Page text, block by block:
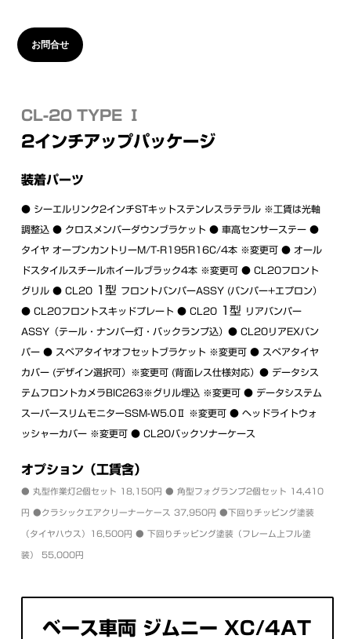
お問合せ
CL-20 TYPE Ⅰ
2インチアップパッケージ
装着パーツ
● シーエルリンク2インチSTキットステンレスラテラル ※工賃は光軸
調整込 ● クロスメンバーダウンブラケット ● 車高センサーステー ●
タイヤ オープンカントリーM/T-R195R16C/4本 ※変更可 ● オール
ドスタイルスチールホイールブラック4本 ※変更可 ● CL20フロント
グリル ● CL201型 フロントバンパーASSY (バンパー+エプロン）
● CL20フロントスキッドプレート ● CL201型 リアバンパー
ASSY（テール・ナンバー灯・バックランプ込）● CL20リアEXバン
パー ● スペアタイヤオフセットブラケット ※変更可 ● スペアタイヤ
カバー (デザイン選択可）※変更可 (背面レス仕様対応）● データシス
テムフロントカメラBIC263※グリル埋込 ※変更可 ● データシステム
スーパースリムモニターSSM-W5.0Ⅱ ※変更可 ● ヘッドライトウォ
ッシャーカバー ※変更可 ● CL20バックソナーケース
オプション（工賃含）
● 丸型作業灯2個セット 18,150円 ● 角型フォグランプ2個セット 14,410
円 ●クラシックエアクリーナーケース 37,950円 ●下回りチッピング塗装
（タイヤハウス）16,500円 ● 下回りチッピング塗装（フレーム上フル塗
装） 55,000円
ベース車両 ジムニー XC/4AT